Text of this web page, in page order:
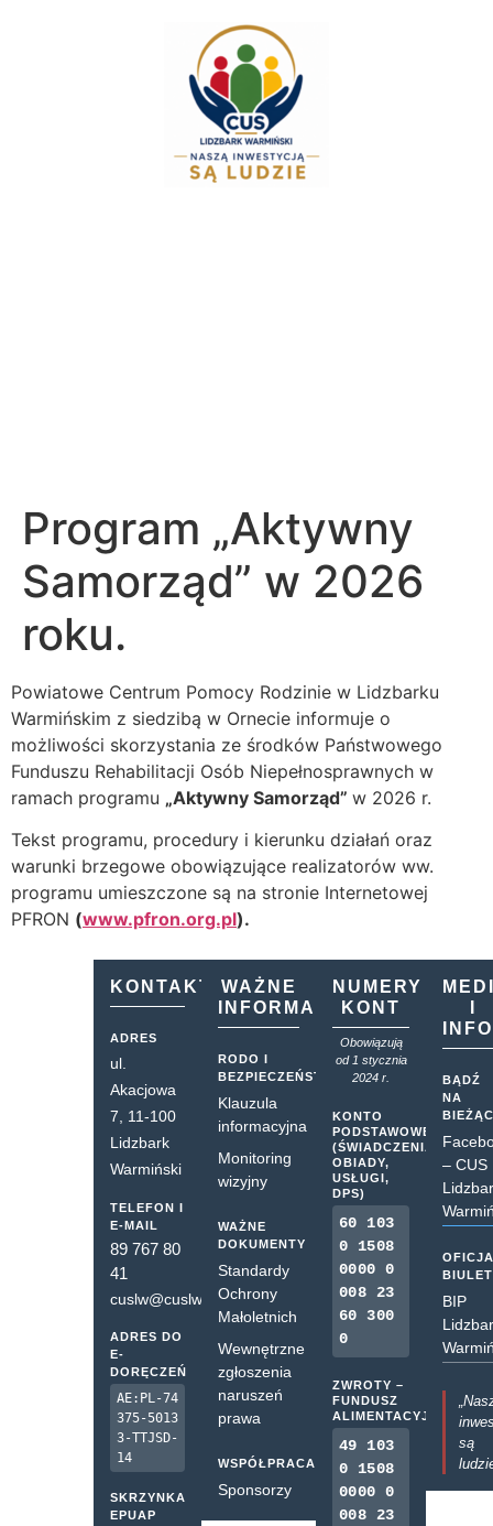
Program „Aktywny
Samorząd” w 2026
roku.
Powiatowe Centrum Pomocy Rodzinie w Lidzbarku
Warmińskim z siedzibą w Ornecie informuje o
możliwości skorzystania ze środków Państwowego
Funduszu Rehabilitacji Osób Niepełnosprawnych w
ramach programu „Aktywny Samorząd” w 2026 r.
Tekst programu, procedury i kierunku działań oraz
warunki brzegowe obowiązujące realizatorów ww.
programu umieszczone są na stronie Internetowej
PFRON (www.pfron.org.pl).
KONTAKT
ADRES
ul.
Akacjowa
7, 11-100
Lidzbark
Warmiński
TELEFON I
E-MAIL
89 767 80
41
cuslw@cuslw.pl
ADRES DO
E-
DORĘCZEŃ
AE:PL-74
375-5013
3-TTJSD-
14
SKRZYNKA
EPUAP
WAŻNE
INFORMACJE
RODO I
BEZPIECZEŃSTWO
Klauzula
informacyjna
Monitoring
wizyjny
WAŻNE
DOKUMENTY
Standardy
Ochrony
Małoletnich
Wewnętrzne
zgłoszenia
naruszeń
prawa
WSPÓŁPRACA
Sponsorzy
NUMERY
KONT
Obowiązują
od 1 stycznia
2024 r.
KONTO
PODSTAWOWE
(ŚWIADCZENIA,
OBIADY,
USŁUGI,
DPS)
60 103
0 1508
0000 0
008 23
60 300
0
ZWROTY –
FUNDUSZ
ALIMENTACYJNY
49 103
0 1508
0000 0
008 23
BĄDŹ
NA
– CUS
BIP
są